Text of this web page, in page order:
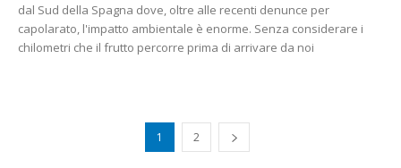
dal Sud della Spagna dove, oltre alle recenti denunce per
capolarato, l'impatto ambientale è enorme. Senza considerare i
chilometri che il frutto percorre prima di arrivare da noi
1 2